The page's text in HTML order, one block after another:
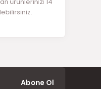
Abone Ol